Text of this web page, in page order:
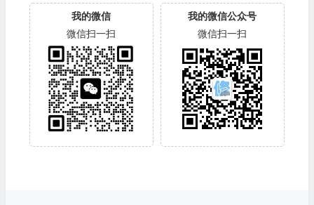
我的微信
微信扫一扫
我的微信公众号
微信扫一扫